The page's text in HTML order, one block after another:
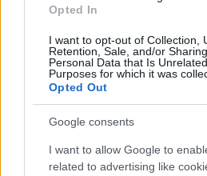
Opted In
I want to opt-out of Collection,
Retention, Sale, and/or
Personal Data that Is
Purposes for which it was
Opted Out
Google consents
I want to allow Google to
related to advertising like
Már magasabb szinten is
ez csak az egyik botrány
Problémák egész Jász-Nagykun-
több otthoni kútból fogy ki a víz
Szolnokon egy kulcsfontosságú
lezárnak a napokban, a közlekedés
mértékben lebénul